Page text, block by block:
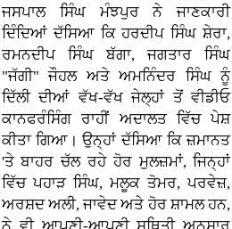
ਜਸਪਾਲ ਸਿੰਘ ਮੰਝਪੁਰ ਨੇ ਜਾਣਕਾਰੀ
ਦਿੰਦਿਆਂ ਦੱਸਿਆ ਕਿ ਹਰਦੀਪ ਸਿੰਘ ਸ਼ੇਰਾ,
ਰਮਨਦੀਪ ਸਿੰਘ ਬੱਗਾ, ਜਗਤਾਰ ਸਿੰਘ
"ਜੱਗੀ" ਜੌਹਲ ਅਤੇ ਅਮਨਿੰਦਰ ਸਿੰਘ ਨੂੰ
ਦਿੱਲੀ ਦੀਆਂ ਵੱਖ-ਵੱਖ ਜੇਲ੍ਹਾਂ ਤੋਂ ਵੀਡੀਓ
ਕਾਨਫਰੰਸਿੰਗ ਰਾਹੀਂ ਅਦਾਲਤ ਵਿੱਚ ਪੇਸ਼
ਕੀਤਾ ਗਿਆ। ਉਨ੍ਹਾਂ ਦੱਸਿਆ ਕਿ ਜ਼ਮਾਨਤ
'ਤੇ ਬਾਹਰ ਚੱਲ ਰਹੇ ਹੋਰ ਮੁਲਜ਼ਮਾਂ, ਜਿਨ੍ਹਾਂ
ਵਿੱਚ ਪਹਾੜ ਸਿੰਘ, ਮਲੂਕ ਤੋਮਰ, ਪਰਵੇਜ਼,
ਅਰਸ਼ਦ ਅਲੀ, ਜਾਵੇਦ ਅਤੇ ਹੋਰ ਸ਼ਾਮਲ ਹਨ,
ਨੇ ਵੀ ਆਪਣੀ-ਆਪਣੀ ਸਥਿਤੀ ਅਨੁਸਾਰ